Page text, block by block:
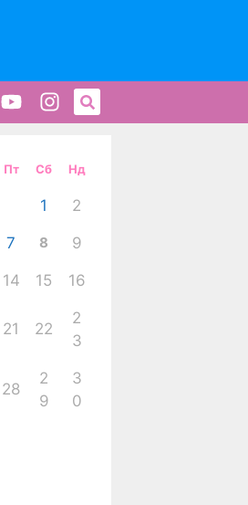
Пт Сб Нд
1 2
7 8 9
14 15 16
21 22
2
3
28
2
9
3
0